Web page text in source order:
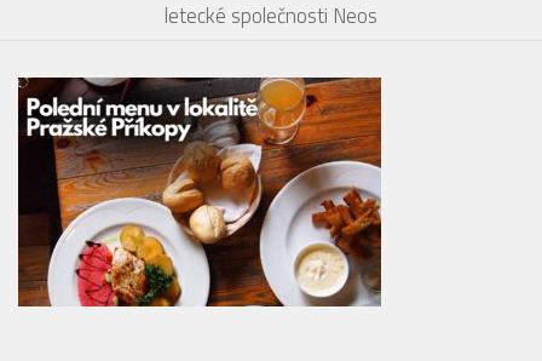
letecké společnosti Neos